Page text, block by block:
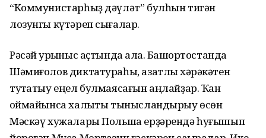
“Коммунистарһыҙ дәүләт” булһын тигән
лозунгы күтәреп сығалар.
Рәсәй ҡурҡыныс аҫтында ҡала. Башҡортостанда
Шәмиғолов диктатураһы, азатлыҡ хәрәкәтен
туҡтатыу еңел булмаясағын аңлайҙар. Ҡан
ҡоймайынса халыҡты тынысландырыу өсөн
Мәскәү хужалары Польша ерҙәрендә һуғышып